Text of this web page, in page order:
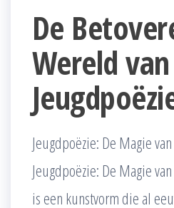
De
Wereld van
Jeugdpoëzie: De Magie
Jeugdpoëzie: De Magie
is een kunstvorm die al